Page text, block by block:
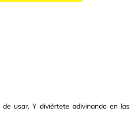
usar. Y diviértete adivinando en las